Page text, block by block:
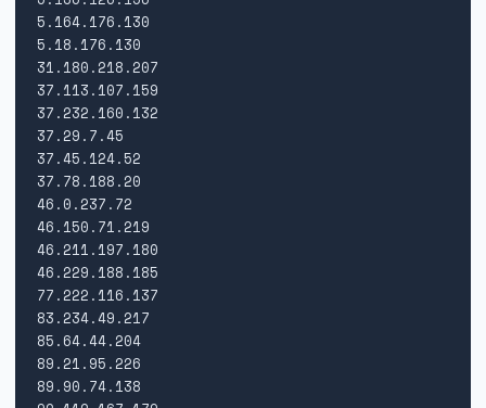
5.164.176.130
5.18.176.130
31.180.218.207
37.113.107.159
37.232.160.132
37.29.7.45
37.45.124.52
37.78.188.20
46.0.237.72
46.150.71.219
46.211.197.180
46.229.188.185
77.222.116.137
83.234.49.217
85.64.44.204
89.21.95.226
89.90.74.138